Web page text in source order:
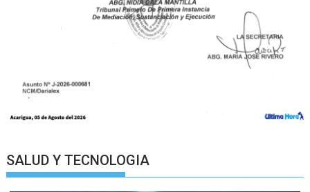
SALUD Y TECNOLOGIA